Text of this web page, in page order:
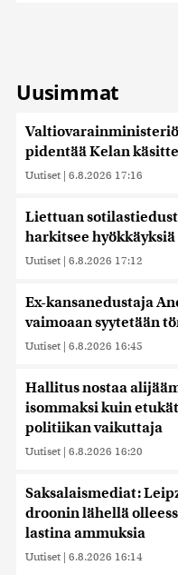
Uusimmat
pidentää Kelan
Uutiset | 6.8.2026 17:16
Liettuan
harkitsee
Uutiset | 6.8.2026 17:12
Ex-kansanedustaja
vaimoaan syytetään
Uutiset | 6.8.2026 16:45
Hallitus nostaa
isommaksi kuin
politiikan vaikuttaja
Uutiset | 6.8.2026 16:20
Saksalaismediat:
droonin lähellä
lastina ammuksia
Uutiset | 6.8.2026 16:14